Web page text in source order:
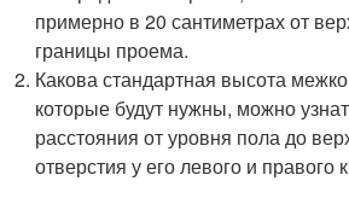
примерно в 20 сантиметрах от
границы проема.
Какова стандартная высота
которые будут нужны, можно
расстояния от уровня пола до
отверстия у его левого и правого